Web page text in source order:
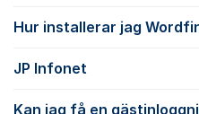
Hur installerar jag
JP Infonet
Kan jag få en